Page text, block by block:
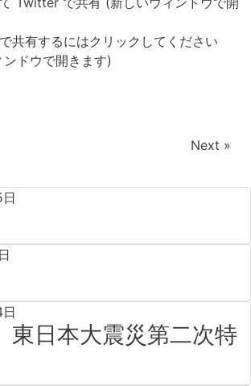
共有するにはクリックしてください
ドウで開きます)
Next »
日本大震災第二次特